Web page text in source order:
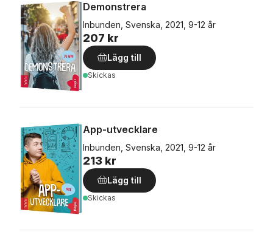
Demonstrera
Inbunden, Svenska, 2021, 9-12 år
207 kr
Lägg till
Skickas
App-utvecklare
Inbunden, Svenska, 2021, 9-12 år
213 kr
Lägg till
Skickas